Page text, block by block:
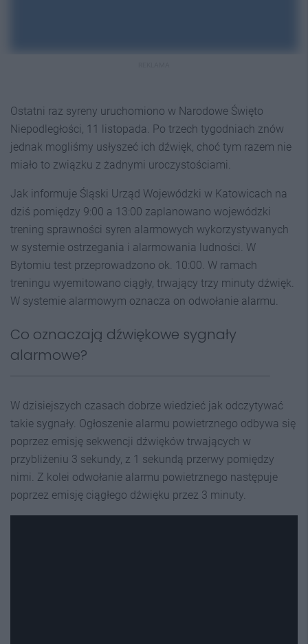
Ostatni raz syreny uruchomiono w Narodowe Święto
Niepodległości, 11 listopada. Po trzech tygodniach znów
jednak mogliśmy usłyszeć ich dźwięk, choć tym razem nie
miało to związku z żadnymi uroczystościami.
Jak informuje Śląski Urząd Wojewódzki w Katowicach na
dziś pomiędzy 9:00 a 13:00 zaplanowano wojewódzki
trening sprawności syren alarmowych wykorzystywanych
w systemie ostrzegania i alarmowania ludności. W
Bytomiu test przeprowadzono ok. 10:00. W ramach
treningu wyemitowano ciągły, trwający trzy minuty dźwięk.
W systemie alarmowym oznacza on odwołanie alarmu.
Co oznaczają dźwiękowe sygnały
alarmowe?
W dzisiejszych czasach dobrze wiedzieć jak odczytywać
takie sygnały. Ogłoszenie alarmu powietrznego odbywa się
poprzez emisję sekwencji dźwięków trwających w
przybliżeniu 3 sekundy, z 1 sekundą przerwy pomiędzy
nimi. Z kolei odwołanie alarmu powietrznego następuje
poprzez emisję ciągłego dźwięku przez 3 minuty.